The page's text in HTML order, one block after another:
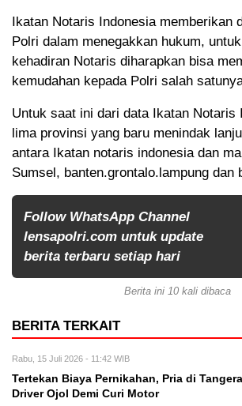
Ikatan Notaris Indonesia memberikan
Polri dalam menegakkan hukum,
kehadiran Notaris diharapkan bisa
kemudahan kepada Polri salah
Untuk saat ini dari data Ikatan Notaris
lima provinsi yang baru menindak
antara Ikatan notaris indonesia dan
Sumsel, banten.grontalo.lampung dan
Follow WhatsApp Channel
lensapolri.com untuk update
berita terbaru setiap hari
Berita ini 10 kali dibaca
BERITA TERKAIT
Rabu, 15 Juli 2026 - 11:42 WIB
Tertekan Biaya Pernikahan, Pria di
Driver Ojol Demi Curi Motor